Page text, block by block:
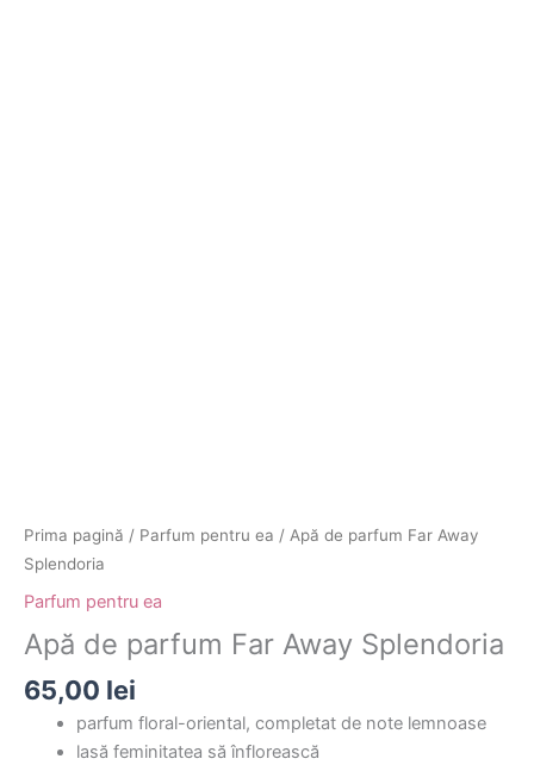
Prima pagină / Parfum pentru ea / Apă de parfum Far Away
Splendoria
Parfum pentru ea
Apă de parfum Far Away Splendoria
65,00 lei
parfum floral-oriental, completat de note lemnoase
lasă feminitatea să înflorească